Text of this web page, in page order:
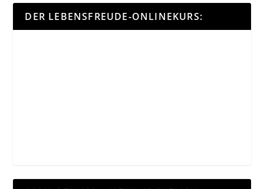
DER LEBENSFREUDE-ONLINEKURS: